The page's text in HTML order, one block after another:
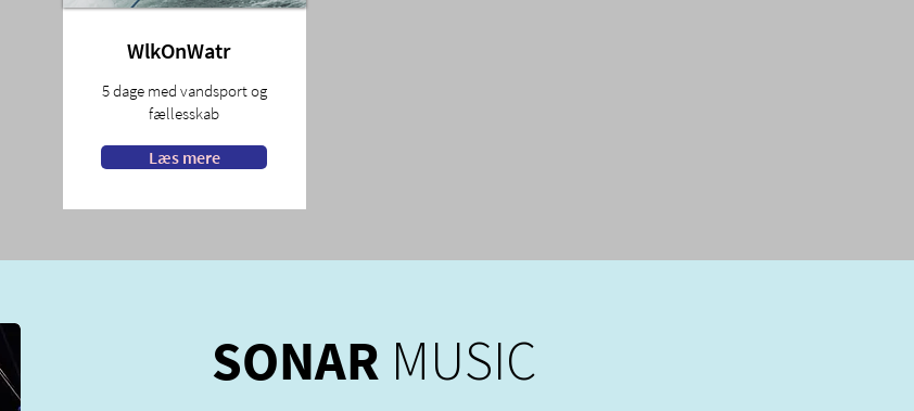
WlkOnWatr
5 dage med vandsport og
fællesskab
Læs mere
SONAR MUSIC